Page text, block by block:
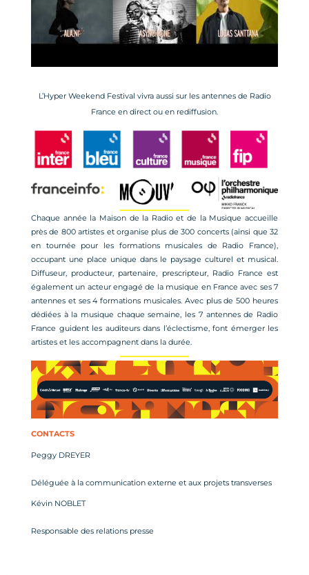
L’Hyper Weekend Festival vivra aussi sur les antennes de Radio
France en direct ou en rediffusion.
Chaque année la Maison de la Radio et de la Musique accueille
près de 800 artistes et organise plus de 300 concerts (ainsi que 32
en tournée pour les formations musicales de Radio France),
occupant une place unique dans le paysage culturel et musical.
Diffuseur, producteur, partenaire, prescripteur, Radio France est
également un acteur engagé de la musique en France avec ses 7
antennes et ses 4 formations musicales. Avec plus de 500 heures
dédiées à la musique chaque semaine, les 7 antennes de Radio
France guident les auditeurs dans l’éclectisme, font émerger les
artistes et les accompagnent dans la durée.
CONTACTS
Peggy DREYER
Déléguée à la communication externe et aux projets transverses
Kévin NOBLET
Responsable des relations presse